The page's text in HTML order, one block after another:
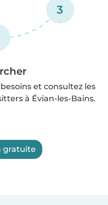
3
et consultez les
à Évian-les-Bains.
gratuite